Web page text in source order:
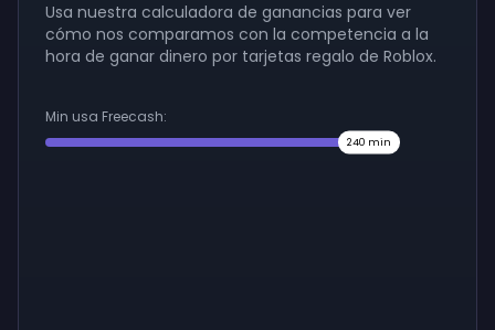
Usa nuestra calculadora de ganancias para ver
cómo nos comparamos con la competencia a la
hora de ganar dinero por tarjetas regalo de Roblox.
Min usa Freecash:
240 min